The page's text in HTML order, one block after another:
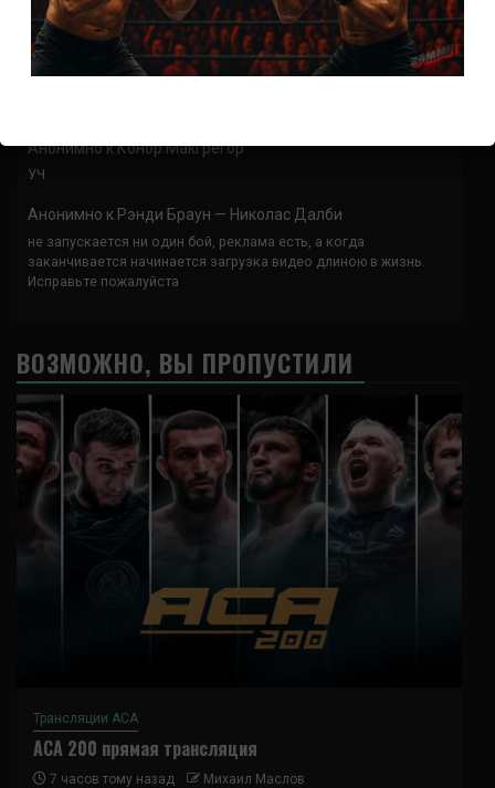
Анонимно кUFC 324 прямая трансляция
А как смотреть с ноутбука?
АнонимнокРасписание боев UFC
АнонимнокКонор МакГрегор
УЧ
Анонимно к Рэнди Браун — Николас Далби
не запускается ни один бой, реклама есть, а когда
заканчивается начинается загрузка видео длиною в жизнь.
Исправьте пожалуйста
ВОЗМОЖНО, ВЫ ПРОПУСТИЛИ
Трансляции ACA
ACA 200 прямая трансляция
7 часов тому назад Михаил Маслов